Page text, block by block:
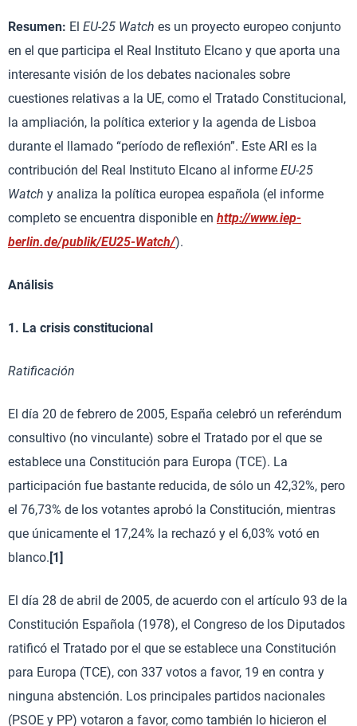
Resumen: El EU-25 Watch es un proyecto europeo conjunto
en el que participa el Real Instituto Elcano y que aporta una
interesante visión de los debates nacionales sobre
cuestiones relativas a la UE, como el Tratado Constitucional,
la ampliación, la política exterior y la agenda de Lisboa
durante el llamado “período de reflexión”. Este ARI es la
contribución del Real Instituto Elcano al informe EU-25
Watch y analiza la política europea española (el informe
completo se encuentra disponible en http://www.iep-
berlin.de/publik/EU25-Watch/).
Análisis
1. La crisis constitucional
Ratificación
El día 20 de febrero de 2005, España celebró un referéndum
consultivo (no vinculante) sobre el Tratado por el que se
establece una Constitución para Europa (TCE). La
participación fue bastante reducida, de sólo un 42,32%, pero
el 76,73% de los votantes aprobó la Constitución, mientras
que únicamente el 17,24% la rechazó y el 6,03% votó en
blanco. [1]
El día 28 de abril de 2005, de acuerdo con el artículo 93 de la
Constitución Española (1978), el Congreso de los Diputados
ratificó el Tratado por el que se establece una Constitución
para Europa (TCE), con 337 votos a favor, 19 en contra y
ninguna abstención. Los principales partidos nacionales
(PSOE y PP) votaron a favor, como también lo hicieron el